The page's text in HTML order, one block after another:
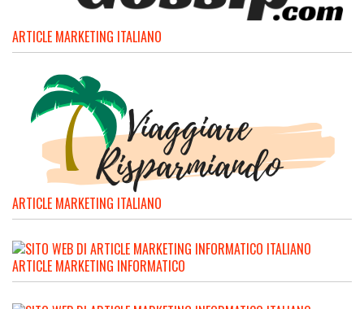
ARTICLE MARKETING ITALIANO
ARTICLE MARKETING ITALIANO
ARTICLE MARKETING INFORMATICO